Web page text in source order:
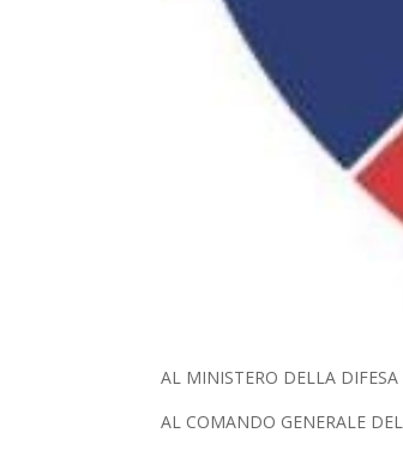
AL MINISTERO DELLA DIFESA
AL COMANDO GENERALE